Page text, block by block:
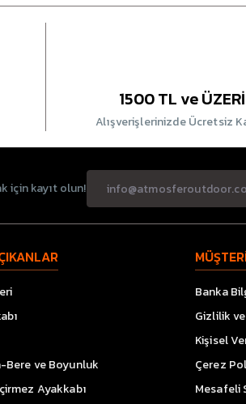
1500 TL ve ÜZERİ
Alışverişlerinizde Ücretsiz
için kayıt olun!
Bere ve Boyunluk
Ayakkabı
Banka
Gizlilik
Kişisel
Çerez
Mesafeli